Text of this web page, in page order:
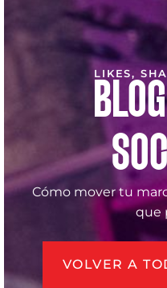
LIKES,
Cómo mover tu
que
VOLVER A